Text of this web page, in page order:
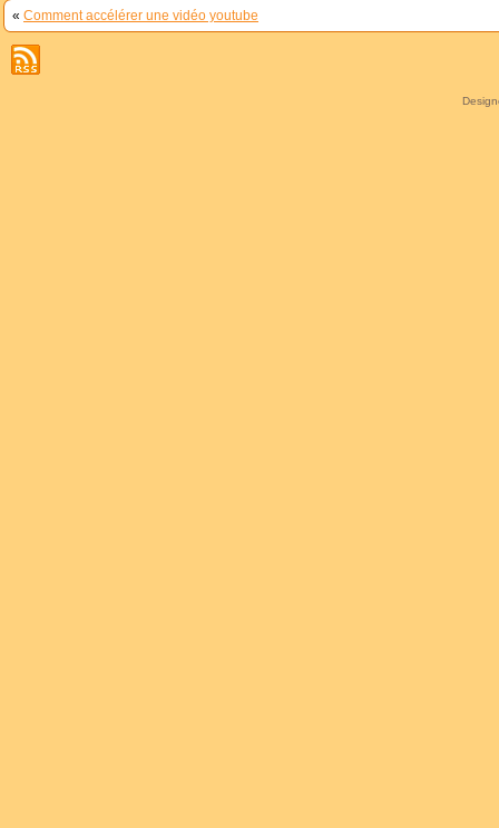
« Comment accélérer une vidéo youtube